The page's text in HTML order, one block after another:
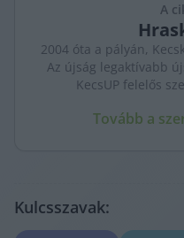
A
2004 óta a pályán,
Az újság legaktívabb
KecsUP felelős
arca és a háttérben
Tovább a
Kulcsszavak: